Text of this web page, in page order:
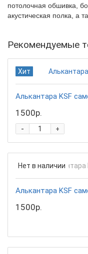
потолочная обшивка,
акустическая полка, а
Рекомендуемые
Хит
Алькантара KSF
1500р.
+
-
Нет в наличии
Алькантара KSF
1500р.